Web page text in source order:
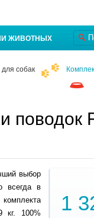
ЖИВОТНЫХ
собак
поводок
1
выбор
всегда в
кг. 100%